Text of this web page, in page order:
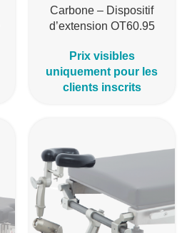
Carbone – Dispositif
d’extension OT60.95
Prix visibles
uniquement pour les
clients inscrits